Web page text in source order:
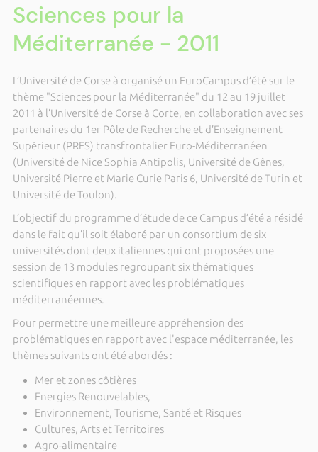
Sciences pour la
Méditerranée - 2011
L’Université de Corse à organisé un EuroCampus d’été sur le
thème "Sciences pour la Méditerranée" du 12 au 19 juillet
2011 à l’Université de Corse à Corte, en collaboration avec ses
partenaires du 1er Pôle de Recherche et d’Enseignement
Supérieur (PRES) transfrontalier Euro-Méditerranéen
(Université de Nice Sophia Antipolis, Université de Gênes,
Université Pierre et Marie Curie Paris 6, Université de Turin et
Université de Toulon).
L’objectif du programme d’étude de ce Campus d’été a résidé
dans le fait qu’il soit élaboré par un consortium de six
universités dont deux italiennes qui ont proposées une
session de 13 modules regroupant six thématiques
scientifiques en rapport avec les problématiques
méditerranéennes.
Pour permettre une meilleure appréhension des
problématiques en rapport avec l'espace méditerranée, les
thèmes suivants ont été abordés :
Mer et zones côtières
Energies Renouvelables,
Environnement, Tourisme, Santé et Risques
Cultures, Arts et Territoires
Agro-alimentaire